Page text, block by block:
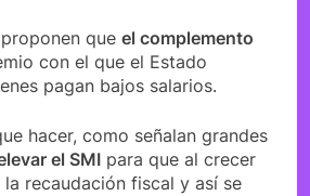
que el complemento
con el que el Estado
pagan bajos salarios.
hacer, como señalan grandes
el SMI para que al crecer
la recaudación fiscal y así se